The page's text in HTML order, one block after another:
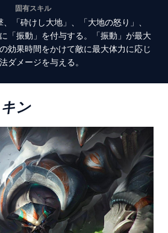
固有スキル
「砕けし大地」、「大地の怒り」、
「振動」を付与する。「振動」が最大
効果時間をかけて敵に最大体力に応じ
ダメージを与える。
ン